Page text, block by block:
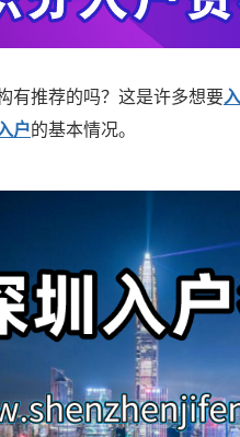
有推荐的吗？这是许多想要
户的基本情况。